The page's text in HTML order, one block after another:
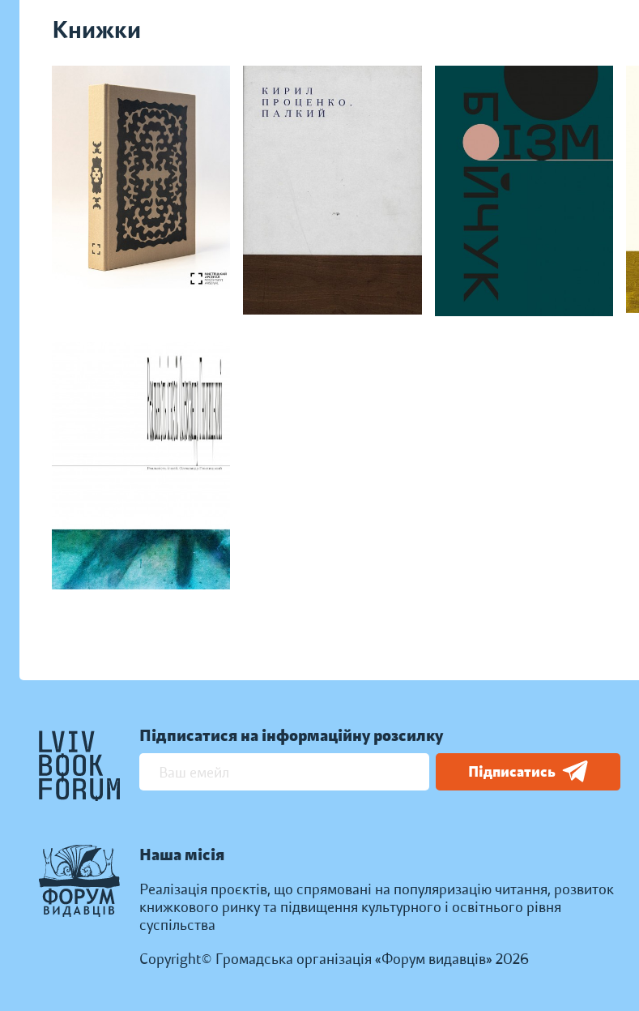
Книжки
Підписатися на інформаційну розсилку
Підписатись
Наша місія
Реалізація проєктів, що спрямовані на популяризацію читання, розвиток
книжкового ринку та підвищення культурного і освітнього рівня
суспільства
Copyright© Громадська організація «Форум видавців» 2026